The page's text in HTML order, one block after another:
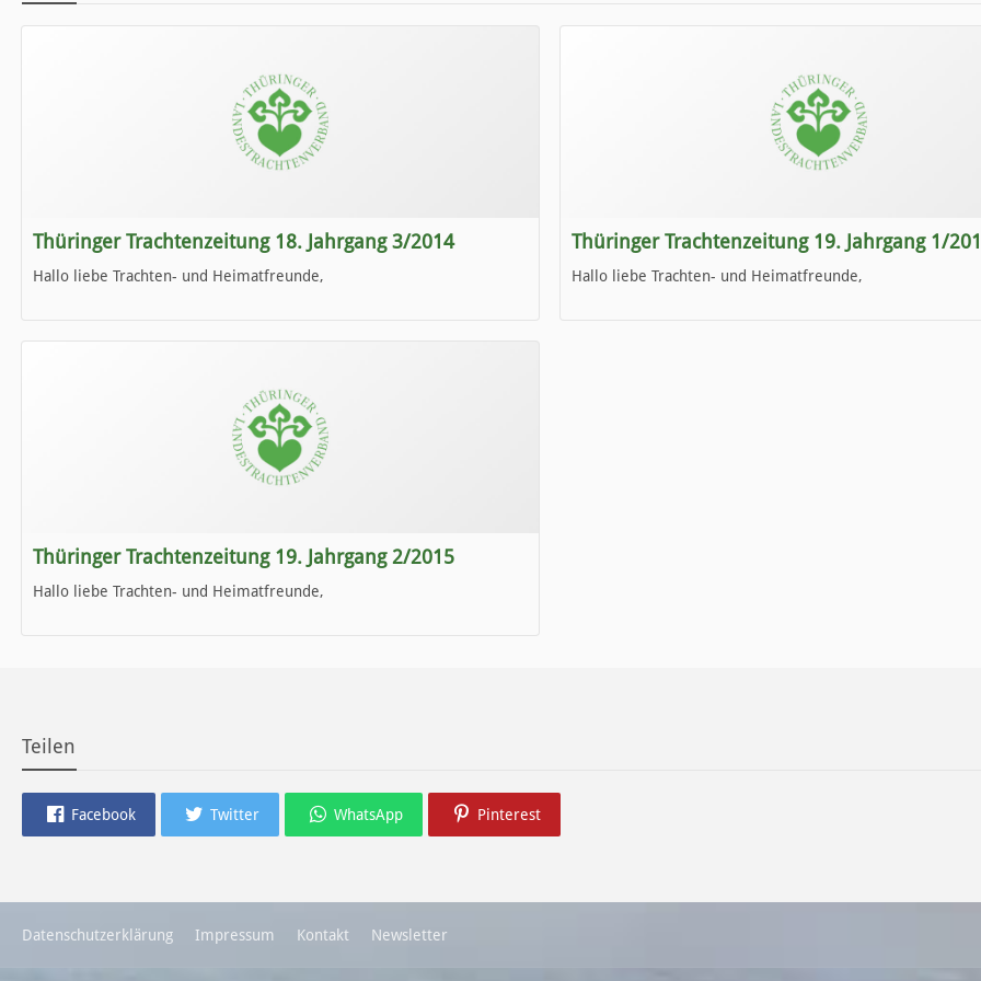
Thüringer Trachtenzeitung 18. Jahrgang 3/2014
Hallo liebe Trachten- und Heimatfreunde,
Wir wünschen Euch viel Spaß beim Lesen.
Thüringer Trachtenzeitung 19. Jahrgang 1/
Hallo liebe Trachten- und Heimatfreunde,
Thüringer Trachtenzeitung 19. Jahrgang 2/2015
Hallo liebe Trachten- und Heimatfreunde,
Teilen
Facebook Twitter WhatsApp Pinterest
Datenschutzerklärung Impressum Kontakt Newsletter